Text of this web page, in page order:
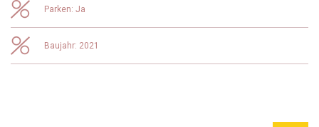
Parken: Ja
Baujahr: 2021